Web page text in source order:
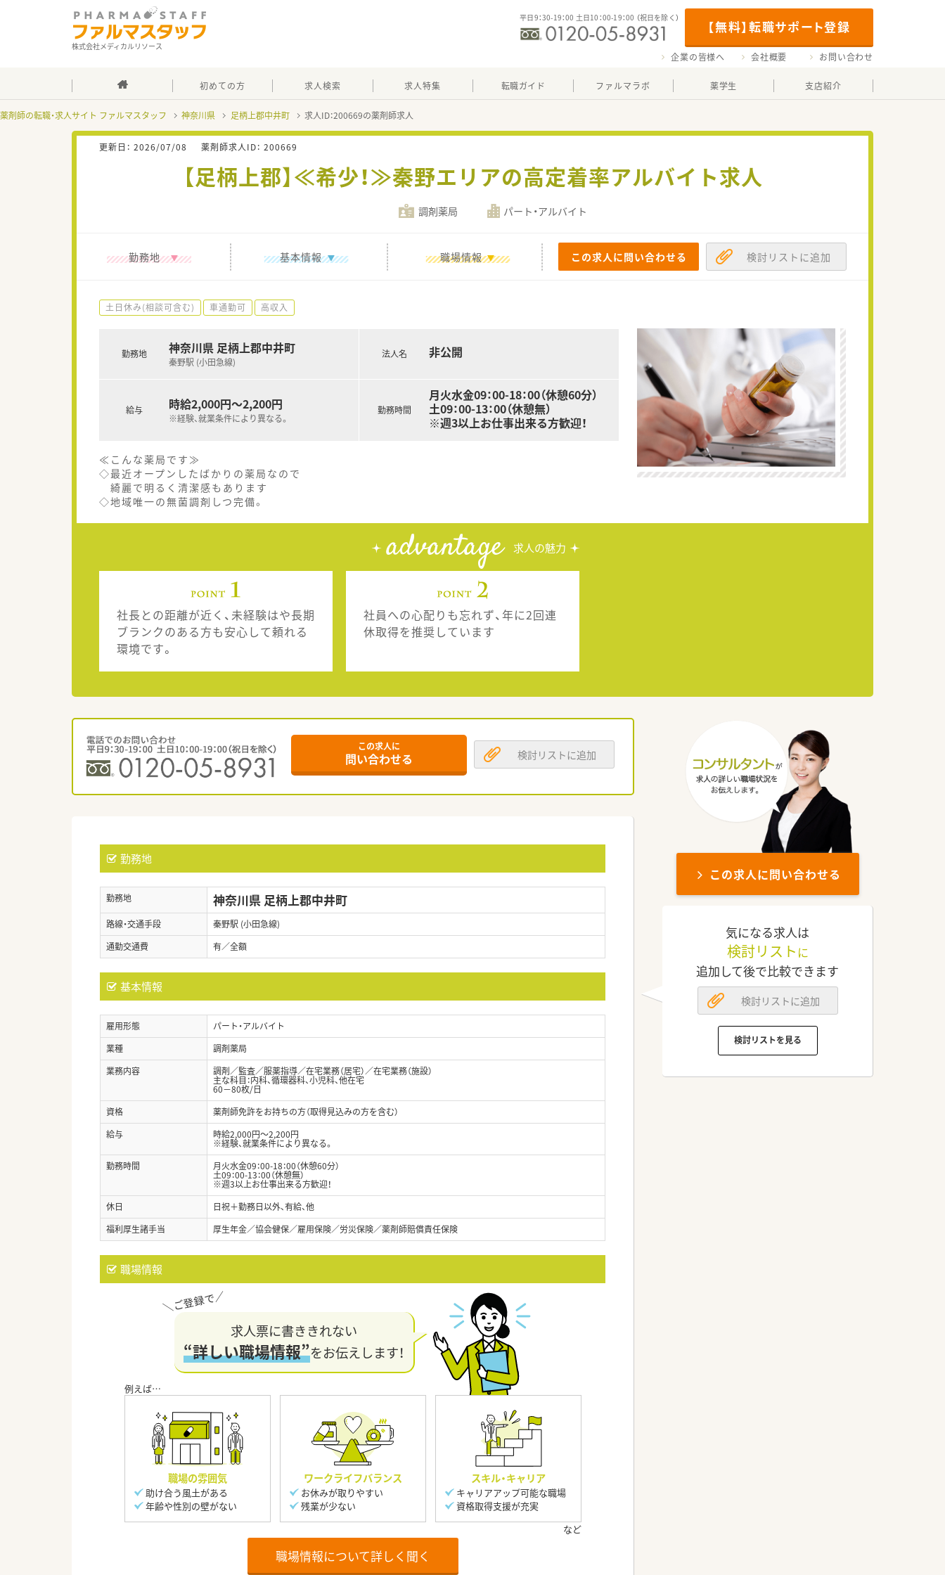
株式会社メディカルリソース
【無料】転職サポート登録
平日9：30-19：00 土日10：00-19：00 （祝日を除く）
企業の皆様へ 会社概要 お問い合わせ
初めての方 求人検索 求人特集 転職ガイド ファルマラボ 薬学生 支店紹介
薬剤師の転職・求人サイト ファルマスタッフ 神奈川県 足柄上郡中井町 求人ID：200669の薬剤師求人
更新日： 2026/07/08 薬剤師求人ID： 200669
【足柄上郡】≪希少！≫秦野エリアの高定着率アルバイト求人
調剤薬局 パート・アルバイト
勤務地 基本情報 職場情報 この求人に問い合わせる 検討リストに追加
土日休み(相談可含む) 車通勤可 高収入
勤務地 神奈川県 足柄上郡中井町
秦野駅 (小田急線)
給与 時給2,000円～2,200円
※経験、就業条件により異なる。
法人名 非公開
勤務時間
月火水金09：00-18：00（休憩60分）
土09：00-13：00（休憩無）
※週3以上お仕事出来る方歓迎！
≪こんな薬局です≫
◇最近オープンしたばかりの薬局なので
綺麗で明るく清潔感もあります
◇地域唯一の無菌調剤しつ完備。
advantage 求人の魅力
社長との距離が近く、未経験はや長期
ブランクのある方も安心して頼れる
環境です。
社員への心配りも忘れず、年に2回連
休取得を推奨しています
この求人に
問い合わせる 検討リストに追加
勤務地
勤務地 神奈川県 足柄上郡中井町
路線・交通手段
秦野駅 (小田急線)
通勤交通費
有／全額
基本情報
雇用形態
パート・アルバイト
業種
調剤薬局
業務内容
調剤／監査／服薬指導／在宅業務（居宅）／在宅業務（施設）
主な科目：内科、循環器科、小児科、他在宅
60－80枚/日
資格
薬剤師免許をお持ちの方（取得見込みの方を含む）
給与
時給2,000円～2,200円
※経験、就業条件により異なる。
勤務時間
月火水金09：00-18：00（休憩60分）
土09：00-13：00（休憩無）
※週3以上お仕事出来る方歓迎！
休日
日祝＋勤務日以外、有給、他
福利厚生諸手当
厚生年金／協会健保／雇用保険／労災保険／薬剤師賠償責任保険
職場情報
求人票に書ききれない
“詳しい職場情報”をお伝えします！
職場の雰囲気
助け合う風土がある
年齢や性別の壁がない
ワークライフバランス
お休みが取りやすい
残業が少ない
スキル・キャリア
キャリアアップ可能な職場
資格取得支援が充実
職場情報について詳しく聞く
この求人に問い合わせる
気になる求人は
検討リスト に
追加して後で比較できます
検討リストに追加
検討リストを見る